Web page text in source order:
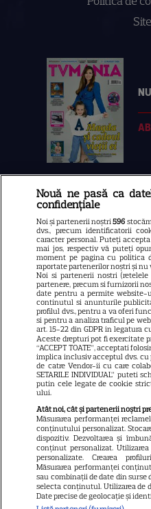
Știri
Copyright2026Ringier
Nouă ne pasă ca
confidențiale
Noi și partenerii noștri596
dvs., precum identificatorii
caracter personal. Puteți
mai jos, respectiv vă puteți
moment pe pagina cu politica
raportate partenerilor noștri și nu
Noi si partenerii nostri
partenere, precum si furnizorii
date pentru a permite website-
continutul si anunturile
profilul dvs., pentru a va oferi
si pentru a analiza traficul pe
art. 15-22 din GDPR in legatura
Aceste drepturi pot fi exercitate
“ACCEPT TOATE”, acceptati
implica inclusiv acceptul dvs.
de catre Vendor-ii cu care
SETARILE INDIVIDUAL” puteti
putin cele legate de cookie
ului.
Atât noi, cât și partenerii noștri
Măsurarea performanței
conținutului personalizat.
dispozitiv. Dezvoltarea și
conținut personalizat.
personalizate. Crearea
Măsurarea performanței
sau combinații de date din
selecta conținutul. Utilizarea de
Date precise de geolocație și